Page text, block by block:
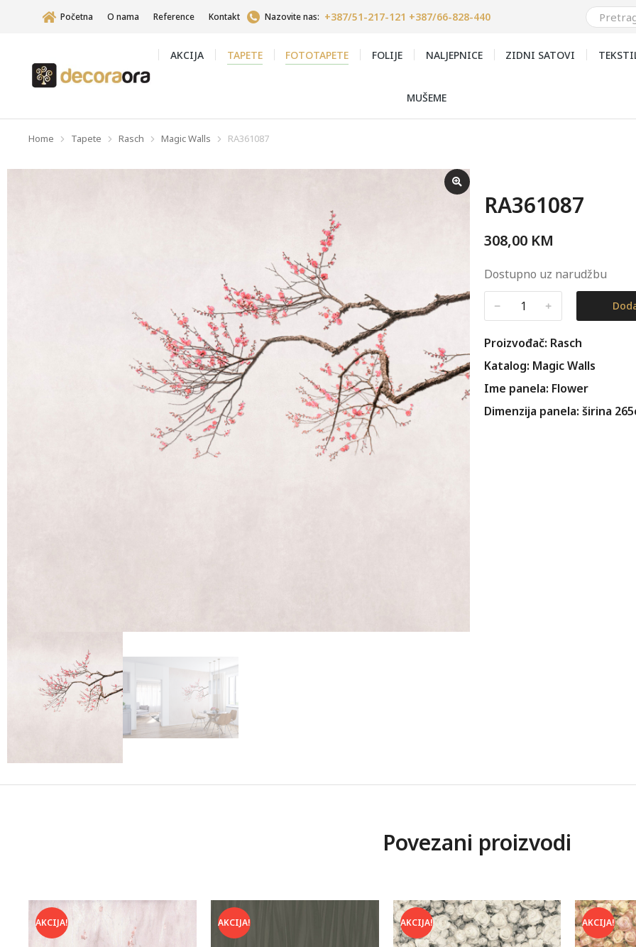
Početna O nama Reference Kontakt Nazovite nas: +387/51-217-121 +387/66-828-440
AKCIJA TAPETE FOTOTAPETE FOLIJE NALJEPNICE ZIDNI SATOVI
MUŠEME
You are here:
Home Tapete Rasch Magic Walls RA361087
RA361087
308,00 KM
Dostupno uz narudžbu
﹣ ﹢
Proizvođač: Rasch
Katalog: Magic Walls
Ime panela: Flower
Dimenzija panela: širina
Povezani proizvodi
AKCIJA! AKCIJA! AKCIJA! AKCIJA!